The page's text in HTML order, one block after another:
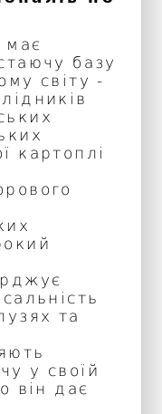
має
базу
світу -
картоплі
та
у своїй
він дає